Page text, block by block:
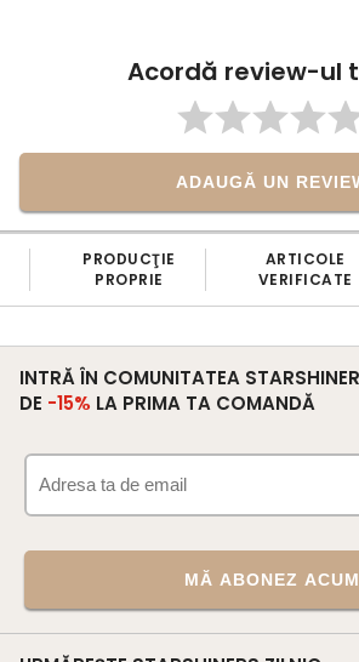
Acordă review-ul
ADAUGĂ UN
PRODUCŢIE
PROPRIE
ARTICOLE
VERIFICATE
INTRĂ ÎN COMUNITATEA
DE -15% LA PRIMA TA COMANDĂ
MĂ ABONEZ ACUM